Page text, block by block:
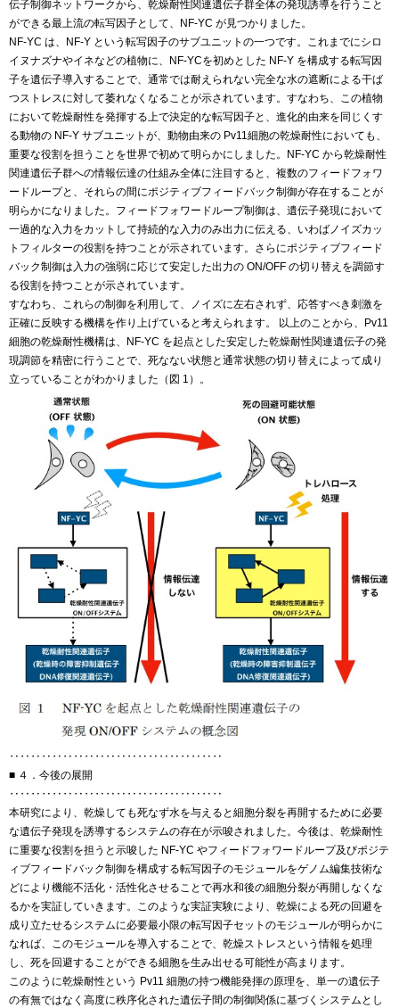
伝子制御ネットワークから、乾燥耐性関連遺伝子群全体の発現誘導を行うこと
ができる最上流の転写因子として、NF-YC が見つかりました。
NF-YC は、NF-Y という転写因子のサブユニットの一つです。これまでにシロ
イヌナズナやイネなどの植物に、NF-YCを初めとした NF-Y を構成する転写因
子を遺伝子導入することで、通常では耐えられない完全な水の遮断による干ば
つストレスに対して萎れなくなることが示されています。すなわち、この植物
において乾燥耐性を発揮する上で決定的な転写因子と、進化的由来を同じくす
る動物の NF-Y サブユニットが、動物由来の Pv11細胞の乾燥耐性においても、
重要な役割を担うことを世界で初めて明らかにしました。NF-YC から乾燥耐性
関連遺伝子群への情報伝達の仕組み全体に注目すると、複数のフィードフォワ
ードループと、それらの間にポジティブフィードバック制御が存在することが
明らかになりました。フィードフォワードループ制御は、遺伝子発現において
一過的な入力をカットして持続的な入力のみ出力に伝える、いわばノイズカッ
トフィルターの役割を持つことが示されています。さらにポジティブフィード
バック制御は入力の強弱に応じて安定した出力の ON/OFF の切り替えを調節す
る役割を持つことが示されています。
すなわち、これらの制御を利用して、ノイズに左右されず、応答すべき刺激を
正確に反映する機構を作り上げていると考えられます。 以上のことから、Pv11
細胞の乾燥耐性機構は、NF-YC を起点とした安定した乾燥耐性関連遺伝子の発
現調節を精密に行うことで、死なない状態と通常状態の切り替えによって成り
立っていることがわかりました（図 1）。
‥‥‥‥‥‥‥‥‥‥‥‥‥‥‥‥‥‥‥‥
■ ４．今後の展開
‥‥‥‥‥‥‥‥‥‥‥‥‥‥‥‥‥‥‥‥
本研究により、乾燥しても死なず水を与えると細胞分裂を再開するために必要
な遺伝子発現を誘導するシステムの存在が示唆されました。今後は、乾燥耐性
に重要な役割を担うと示唆した NF-YC やフィードフォワードループ及びポジテ
ィブフィードバック制御を構成する転写因子のモジュールをゲノム編集技術な
どにより機能不活化・活性化させることで再水和後の細胞分裂が再開しなくな
るかを実証していきます。このような実証実験により、乾燥による死の回避を
成り立たせるシステムに必要最小限の転写因子セットのモジュールが明らかに
なれば、このモジュールを導入することで、乾燥ストレスという情報を処理
し、死を回避することができる細胞を生み出せる可能性が高まります。
このように乾燥耐性という Pv11 細胞の持つ機能発揮の原理を、単一の遺伝子
の有無ではなく高度に秩序化された遺伝子間の制御関係に基づくシステムとし